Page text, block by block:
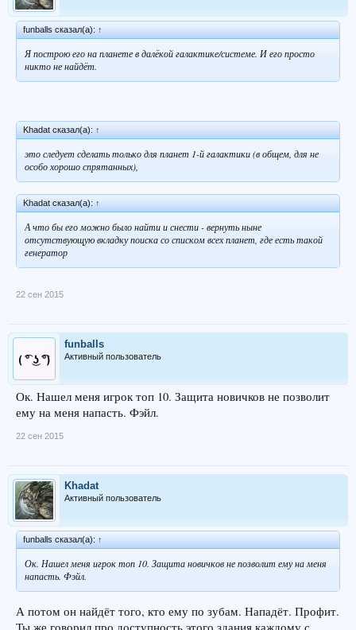
funballs сказал(а): ↑
Я построю его на планете в далёкой галактике/системе. И его просто
никто не найдёт.
Khadat сказал(а): ↑
это следует сделать только для планет 1-й галактики (в общем, для не
особо хорошо спрятанных),
Khadat сказал(а): ↑
А что бы его можно было найти и снести - вернуть ныне
отсутствующую вкладку поиска со списком всех планет, где есть такой
генератор
22 сен 2015
funballs
Активный пользователь
Ок. Нашел меня игрок топ 10. Защита новичков не позволит
ему на меня напасть. Фэйл.
22 сен 2015
Khadat
Активный пользователь
funballs сказал(а): ↑
Ок. Нашел меня игрок топ 10. Защита новичков не позволит ему на меня
напасть. Фэйл.
А потом он найдёт того, кто ему по зубам. Нападёт. Профит.